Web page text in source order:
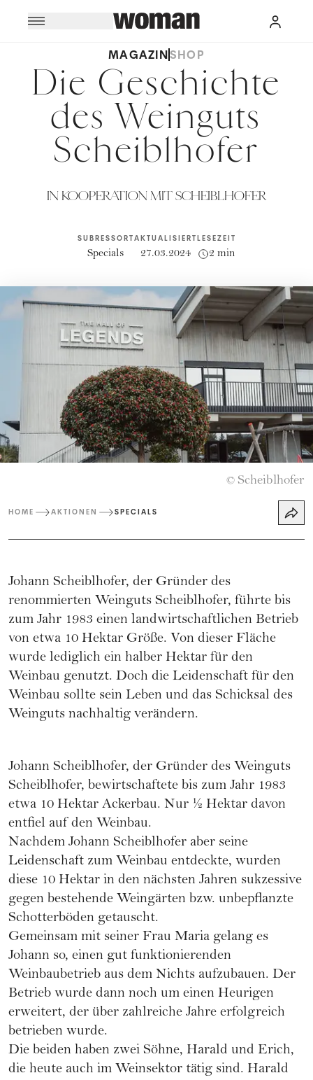
MAGAZINSHOP
Die Geschichte
des Weinguts
Scheiblhofer
IN KOOPERATION MIT SCHEIBLHOFER
SUBRESSORT
Specials
AKTUALISIERT
27.03.2024
LESEZEIT
2 min
© Scheiblhofer
HOME AKTIONEN SPECIALS
Johann Scheiblhofer, der Gründer des
renommierten Weinguts Scheiblhofer, führte bis
zum Jahr 1983 einen landwirtschaftlichen Betrieb
von etwa 10 Hektar Größe. Von dieser Fläche
wurde lediglich ein halber Hektar für den
Weinbau genutzt. Doch die Leidenschaft für den
Weinbau sollte sein Leben und das Schicksal des
Weinguts nachhaltig verändern.
Johann Scheiblhofer, der Gründer des Weinguts
Scheiblhofer, bewirtschaftete bis zum Jahr 1983
etwa 10 Hektar Ackerbau. Nur ½ Hektar davon
entfiel auf den Weinbau.
Nachdem Johann Scheiblhofer aber seine
Leidenschaft zum Weinbau entdeckte, wurden
diese 10 Hektar in den nächsten Jahren sukzessive
gegen bestehende Weingärten bzw. unbepflanzte
Schotterböden getauscht.
Gemeinsam mit seiner Frau Maria gelang es
Johann so, einen gut funktionierenden
Weinbaubetrieb aus dem Nichts aufzubauen. Der
Betrieb wurde dann noch um einen Heurigen
erweitert, der über zahlreiche Jahre erfolgreich
betrieben wurde.
Die beiden haben zwei Söhne, Harald und Erich,
die heute auch im Weinsektor tätig sind. Harald